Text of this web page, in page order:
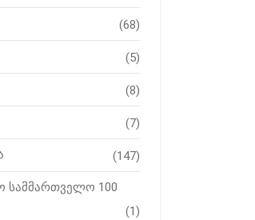
(68)
(5)
(8)
(7)
(147)
სამმართველო 100
(1)